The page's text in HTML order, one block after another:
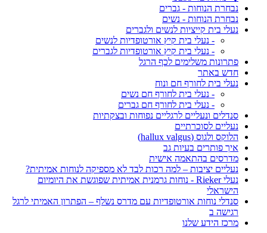
נבחרת הנוחות - גברים
נבחרת הנוחות - נשים
נעלי בית קייציות לנשים ולגברים
- נעלי בית קיץ אורטופדיות לנשים
- נעלי בית קיץ אורטופדיות לגברים
פתרונות משלימים לכף הרגל
חדש באתר
נעלי בית לחורף חם ונוח
- נעלי בית לחורף חם נשים
- נעלי בית לחורף חם גברים
סנדלים ונעליים לרגליים נפוחות ובצקתיות
נעליים לסוכרתיים
הלוקס ולגוס (hallux valgus)
איך פותרים בעיות גב
מדרסים בהתאמה אישית
נעליים יציבות – למה רכות לבד לא מספיקה לנוחות אמיתית?
נעלי Rieker - נוחות גרמנית אמיתית שפוגשת את היומיום
הישראלי
סנדלי נוחות אורטופדיות עם מדרס נשלף – הפתרון האמיתי לרגל
רגישה ב
מרכז הידע שלנו